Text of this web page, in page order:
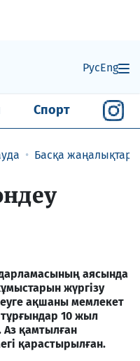
РусEng
Спорт
Басқа жаңалықтар
аясында
жүргізу
ақшаны мемлекет
10 жыл
Аз қамтылған
қарастырылған.